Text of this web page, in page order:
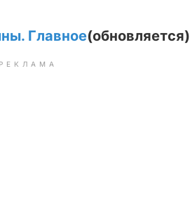
Главное(обновляется)
РЕКЛАМА